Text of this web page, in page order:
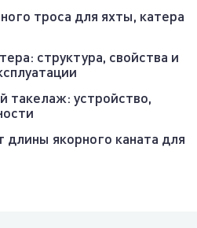
троса для яхты, катера
структура, свойства и
такелаж: устройство,
длины якорного каната для